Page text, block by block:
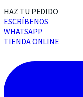
HAZ TU PEDIDO
ESCRÍBENOS
WHATSAPP
TIENDA ONLINE